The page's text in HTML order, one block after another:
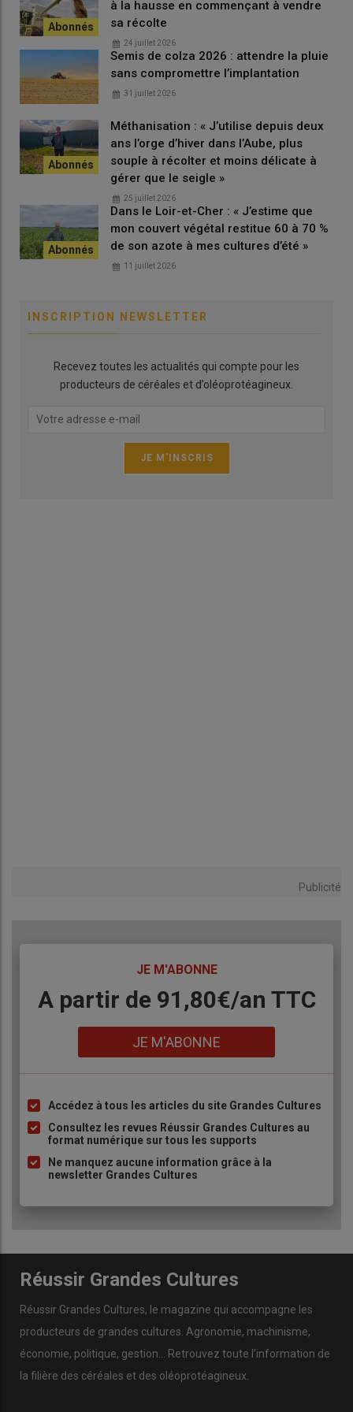
mutualiser coûts et surfaces.
à la hausse en commençant à vendre
sa récolte
24 juillet 2026
Semis de colza 2026 : attendre la pluie
sans compromettre l’implantation
31 juillet 2026
Méthanisation : « J’utilise depuis deux
ans l’orge d’hiver dans l’Aube, plus
souple à récolter et moins délicate à
gérer que le seigle »
25 juillet 2026
Dans le Loir-et-Cher : « J’estime que
mon couvert végétal restitue 60 à 70 %
de son azote à mes cultures d’été »
11 juillet 2026
INSCRIPTION NEWSLETTER
Recevez toutes les actualités qui compte pour les
producteurs de céréales et d’oléoprotéagineux.
Publicité
JE M'ABONNE
Body
A partir de 91,80€/an​ TTC
JE M'ABONNE
Liste
à
puce
Accédez à tous les articles du site Grandes Cultures
Consultez les revues Réussir Grandes Cultures au
format numérique sur tous les supports
Ne manquez aucune information grâce à la
newsletter Grandes Cultures
Réussir Grandes Cultures
Réussir Grandes Cultures, le magazine qui accompagne les
producteurs de grandes cultures Agronomie, machinisme,
économie, politique, gestion … Retrouvez toute l’information de
la filière des céréales et des oléoprotéagineux